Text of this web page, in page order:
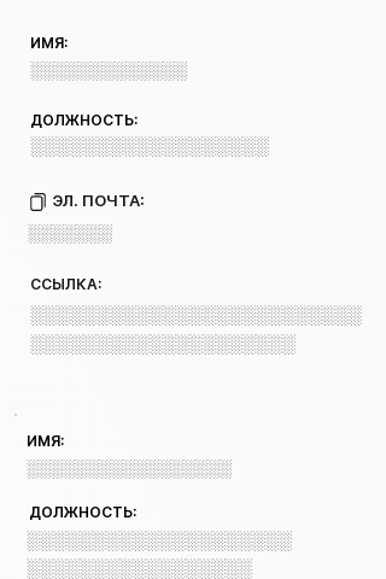
ИМЯ:
░░░░░░░░░░░░░
ДОЛЖНОСТЬ:
░░░░░░░░░░░░░░░░░░
ЭЛ. ПОЧТА:
░░░░░░░
ССЫЛКА:
░░░░░░░░░░░░░░░░░░░░░░░░░
░░░░░░░░░░░░░░░░░░░░
ИМЯ:
░░░░░░░░░░░░░░░░░
ДОЛЖНОСТЬ:
░░░░░░░░░░░░░░░░░░░░
░░░░░░░░░░░░░░░░░